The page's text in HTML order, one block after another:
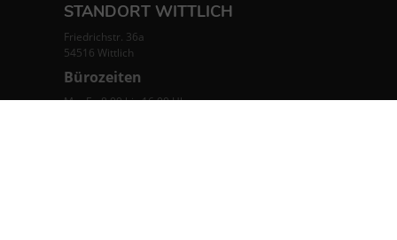
STANDORT WITTLICH
Friedrichstr. 36a
54516 Wittlich
Bürozeiten
Mo -Fr. 8.00 bis 16.00 Uhr